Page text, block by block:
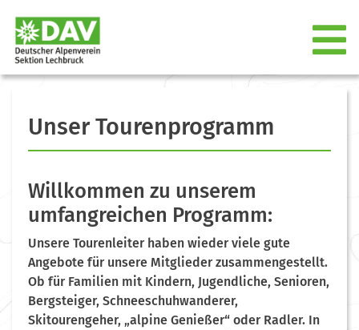
Unser Tourenprogramm
Willkommen zu unserem
umfangreichen Programm:
Unsere Tourenleiter haben wieder viele gute
Angebote für unsere Mitglieder zusammengestellt.
Ob für Familien mit Kindern, Jugendliche, Senioren,
Bergsteiger, Schneeschuhwanderer,
Skitourengeher, „alpine Genießer“ oder Radler. In